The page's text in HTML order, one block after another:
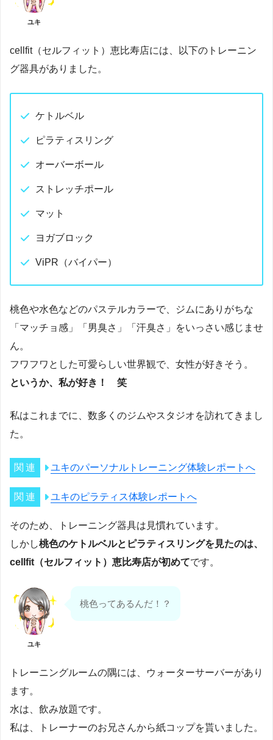
ユキ
cellfit（セルフィット）恵比寿店には、以下のトレーニン
グ器具がありました。
ケトルベル
ピラティスリング
オーバーボール
ストレッチポール
マット
ヨガブロック
ViPR（バイパー）
桃色や水色などのパステルカラーで、ジムにありがちな
「マッチョ感」「男臭さ」「汗臭さ」をいっさい感じませ
ん。
フワフワとした可愛らしい世界観で、女性が好きそう。
というか、私が好き！ 笑
私はこれまでに、数多くのジムやスタジオを訪れてきまし
た。
ユキのパーソナルトレーニング体験レポートへ
ユキのピラティス体験レポートへ
そのため、トレーニング器具は見慣れています。
しかし桃色のケトルベルとピラティスリングを見たのは、
cellfit（セルフィット）恵比寿店が初めてです。
ユキ
桃色ってあるんだ！？
トレーニングルームの隅には、ウォーターサーバーがあり
ます。
水は、飲み放題です。
私は、トレーナーのお兄さんから紙コップを貰いました。